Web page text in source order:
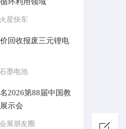
火星快车
回收报废三元锂电
石墨电池
2026第88届中国教
示会
会展朋友圈